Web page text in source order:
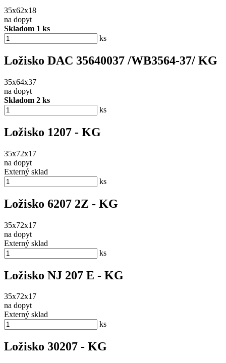
35x62x18
na dopyt
Skladom 1 ks
ks
Ložisko DAC 35640037 /WB3564-37/ KG
35x64x37
na dopyt
Skladom 2 ks
ks
Ložisko 1207 - KG
35x72x17
na dopyt
Externý sklad
ks
Ložisko 6207 2Z - KG
35x72x17
na dopyt
Externý sklad
ks
Ložisko NJ 207 E - KG
35x72x17
na dopyt
Externý sklad
ks
Ložisko 30207 - KG